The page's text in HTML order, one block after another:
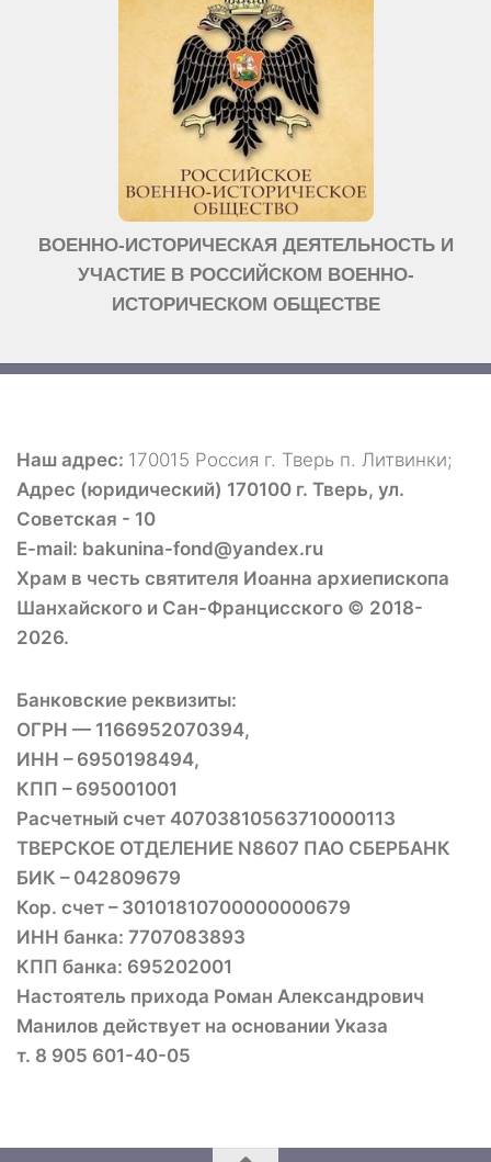
ВОЕННО-ИСТОРИЧЕСКАЯ ДЕЯТЕЛЬНОСТЬ И
УЧАСТИЕ В РОССИЙСКОМ ВОЕННО-
ИСТОРИЧЕСКОМ ОБЩЕСТВЕ
Наш адрес: 170015 Россия г. Тверь п. Литвинки;
Адрес (юридический) 170100 г. Тверь, ул.
Советская - 10
E-mail: bakunina-fond@yandex.ru
Храм в честь святителя Иоанна архиепископа
Шанхайского и Сан-Францисского © 2018-
2026.
Банковские реквизиты:
ОГРН — 1166952070394,
ИНН – 6950198494,
КПП – 695001001
Расчетный счет 40703810563710000113
ТВЕРСКОЕ ОТДЕЛЕНИЕ N8607 ПАО СБЕРБАНК
БИК – 042809679
Кор. счет – 30101810700000000679
ИНН банка: 7707083893
КПП банка: 695202001
Настоятель прихода Роман Александрович
Манилов действует на основании Указа
т. 8 905 601-40-05